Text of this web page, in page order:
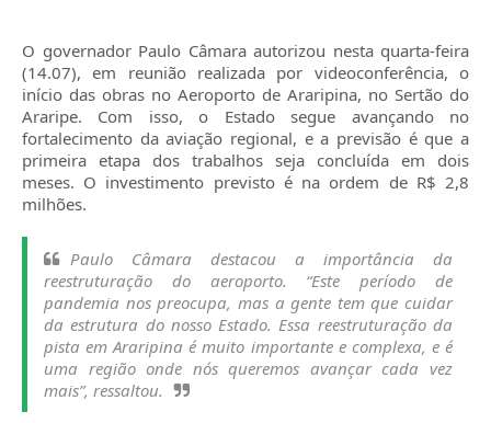
O governador Paulo Câmara autorizou nesta quarta-feira
(14.07), em reunião realizada por videoconferência, o
início das obras no Aeroporto de Araripina, no Sertão do
Araripe. Com isso, o Estado segue avançando no
fortalecimento da aviação regional, e a previsão é que a
primeira etapa dos trabalhos seja concluída em dois
meses. O investimento previsto é na ordem de R$ 2,8
milhões.
Paulo Câmara destacou a importância da
reestruturação do aeroporto. “Este período de
pandemia nos preocupa, mas a gente tem que cuidar
da estrutura do nosso Estado. Essa reestruturação da
pista em Araripina é muito importante e complexa, e é
uma região onde nós queremos avançar cada vez
mais”, ressaltou.